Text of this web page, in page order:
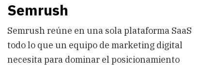
Semrush
Semrush reúne en una sola plataforma SaaS
todo lo que un equipo de marketing digital
necesita para dominar el posicionamiento